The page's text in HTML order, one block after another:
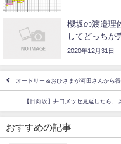
櫻坂の渡邉理
してどっちが
2020年12月31日
オードリー＆おひさまが河田さんから
【日向坂】井口メッセ見返したら
おすすめの記事